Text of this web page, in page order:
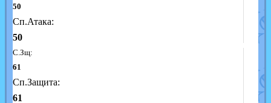
50
Сп.Атака:
50
С.Зщ:
61
Сп.Защита:
61